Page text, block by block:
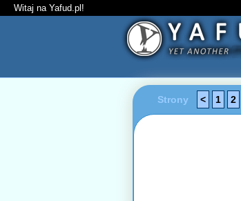
Witaj na Yafud.pl!
Strony < 1 2